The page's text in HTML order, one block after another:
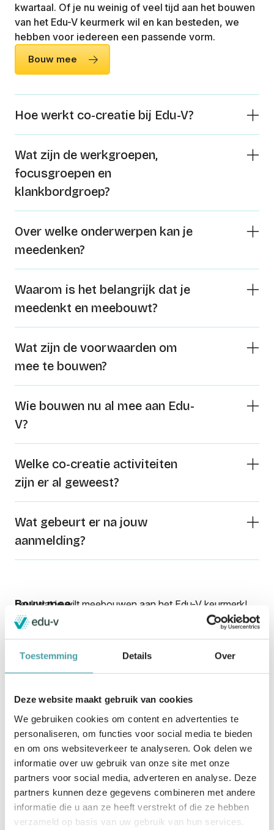
Toestemming Details Over
Deze website maakt gebruik van cookies
We gebruiken cookies om content en advertenties te
personaliseren, om functies voor social media te bieden
en om ons websiteverkeer te analyseren. Ook delen we
informatie over uw gebruik van onze site met onze
partners voor social media, adverteren en analyse. Deze
partners kunnen deze gegevens combineren met andere
informatie die u aan ze heeft verstrekt of die ze hebben
verzameld op basis van uw gebruik van hun services.
kwartaal. Of je nu weinig of veel tijd aan het bouwen
van het Edu-V keurmerk wil en kan besteden, we
hebben voor iedereen een passende vorm.
Bouw mee
Hoe werkt co-creatie bij Edu-V?
Wat zijn de werkgroepen,
focusgroepen en
klankbordgroep?
Over welke onderwerpen kan je
meedenken?
Waarom is het belangrijk dat je
meedenkt en meebouwt?
Wat zijn de voorwaarden om
mee te bouwen?
Wie bouwen nu al mee aan Edu-
V?
Welke co-creatie activiteiten
zijn er al geweest?
Wat gebeurt er na jouw
aanmelding?
Bouw mee
Leuk dat je wilt meebouwen aan het Edu-V keurmerk!
Door je aan te melden, kun je jouw kennis en ervaringen
delen in onze werkgroepen, focusgroepen of het Edu-V
scholen en leveranciers.
Werk je voor een leverancier? Vul dan het formulier
Werk je voor een school? Dan kun je jeop deze pagina
aanmelden.
*geeft verplichte velden aan
Naam*
E-mailadres*